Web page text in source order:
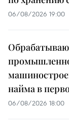
06/08/2026 19:00
найма в
06/08/2026 18:00